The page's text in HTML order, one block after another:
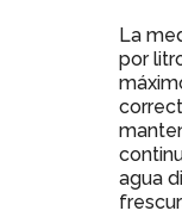
La
por
agua